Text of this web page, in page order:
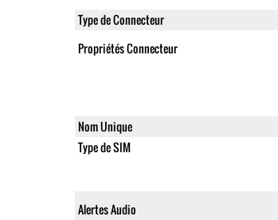
Type de Connecteur
Propriétés Connecteur
Nom Unique
Type de SIM
Alertes Audio